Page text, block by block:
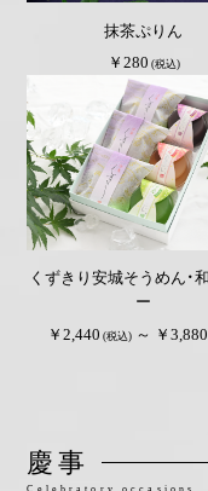
抹茶ぷりん
￥280 (税込)
くずきり安城そうめん・
ー
￥2,440 (税込) ～ ￥3,880
慶事
Celebratory occasions